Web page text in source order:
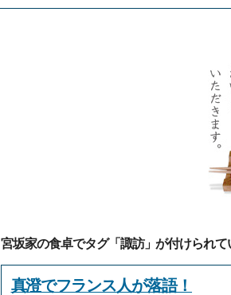
宮坂家の食卓でタグ「諏訪」が付けられて
真澄でフランス人が落語！